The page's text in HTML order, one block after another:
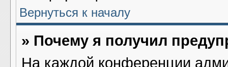
Вернуться к началу
» Почему я получил
На каждой конференции